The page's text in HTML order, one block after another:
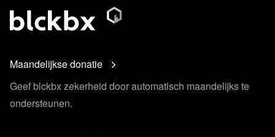
Maandelijkse donatie
Geef blckbx zekerheid door automatisch maandelijks te
ondersteunen.